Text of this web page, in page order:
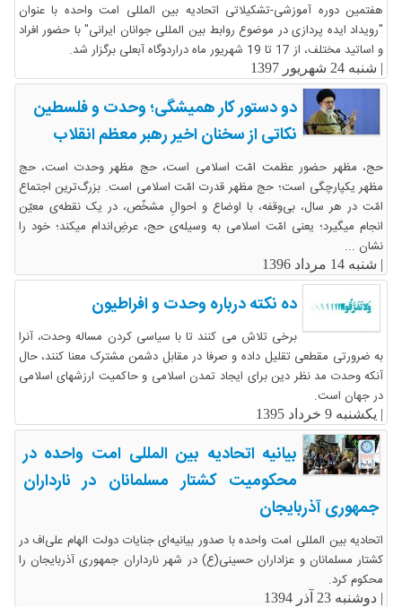
هفتمین دوره آموزشی-تشکیلاتی اتحادیه بین المللی امت واحده با عنوان
"رویداد ایده پردازی در موضوع روابط بین المللی جوانان ایرانی" با حضور افراد
و اساتید مختلف، از 17 تا 19 شهریور ماه دراردوگاه آبعلی برگزار شد.
شنبه 24 شهریور 1397
دو دستور کار همیشگی؛ وحدت و فلسطین
نکاتی از سخنان اخیر رهبر معظم انقلاب
حج، مظهر حضور عظمت امّت اسلامی است، حج مظهر وحدت است، حج
مظهر یکپارچگی است؛ حج مظهر قدرت امّت اسلامی است. بزرگ‌ترین اجتماع
امّت در هر سال، بی‌وقفه، با اوضاع و احوالِ مشخّص، در یک نقطه‌ی معیّن
انجام میگیرد؛ یعنی امّت اسلامی به‌ و‌سیله‌ی حج، عرضِ‌اندام میکند؛ خود را
نشان ...
شنبه 14 مرداد 1396
ده نکته درباره وحدت و افراطیون
برخی تلاش می کنند تا با سیاسی کردن مساله وحدت، آنرا
به ضرورتی مقطعی تقلیل داده و صرفا در مقابل دشمن مشترک معنا کنند، حال
آنکه وحدت مد نظر دین برای ایجاد تمدن اسلامی و حاکمیت ارزشهای اسلامی
در جهان است.
یکشنبه 9 خرداد 1395
بیانیه اتحادیه بین المللی امت واحده در
محکومیت کشتار مسلمانان در نارداران
جمهوری آذربایجان
اتحادیه بین المللی امت واحده با صدور بیانیه‌ای جنایات دولت الهام علی‌اف در
کشتار مسلمانان و عزاداران حسینی(ع) در شهر نارداران جمهوری آذربایجان را
محکوم کرد.
دوشنبه 23 آذر 1394